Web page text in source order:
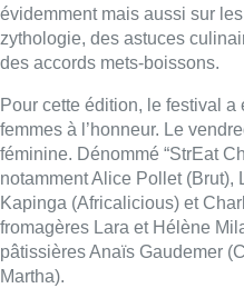
évidemment mais aussi sur
zythologie, des astuces
des accords mets-boissons.
Pour cette édition, le festival
femmes à l’honneur. Le
féminine. Dénommé “StrEat
notamment Alice Pollet (Brut),
Kapinga (Africalicious) et
fromagères Lara et Hélène
pâtissières Anaïs Gaudemer
Martha).